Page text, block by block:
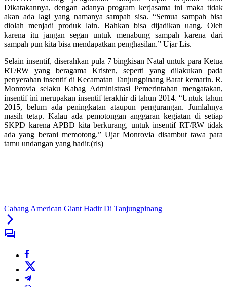
Dikatakannya, dengan adanya program kerjasama ini maka tidak
akan ada lagi yang namanya sampah sisa. “Semua sampah bisa
diolah menjadi produk lain. Bahkan bisa dijadikan uang. Oleh
karena itu jangan segan untuk menabung sampah karena dari
sampah pun kita bisa mendapatkan penghasilan.” Ujar Lis.
Selain insentif, diserahkan pula 7 bingkisan Natal untuk para Ketua
RT/RW yang beragama Kristen, seperti yang dilakukan pada
penyerahan insentif di Kecamatan Tanjungpinang Barat kemarin. R.
Monrovia selaku Kabag Administrasi Pemerintahan mengatakan,
insentif ini merupakan insentif terakhir di tahun 2014. “Untuk tahun
2015, belum ada peningkatan ataupun pengurangan. Jumlahnya
masih tetap. Kalau ada pemotongan anggaran kegiatan di setiap
SKPD karena APBD kita berkurang, untuk insentif RT/RW tidak
ada yang berani memotong.” Ujar Monrovia disambut tawa para
tamu undangan yang hadir.(rls)
Cabang American Giant Hadir Di Tanjungpinang